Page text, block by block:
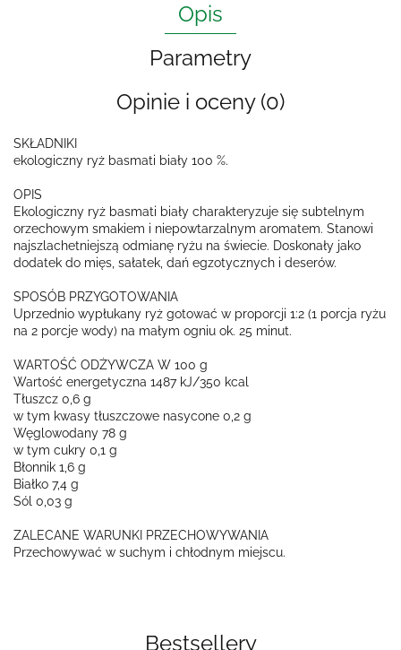
Opis
Parametry
Opinie i oceny (0)
SKŁADNIKI
ekologiczny ryż basmati biały 100 %.
OPIS
Ekologiczny ryż basmati biały charakteryzuje się subtelnym
orzechowym smakiem i niepowtarzalnym aromatem. Stanowi
najszlachetniejszą odmianę ryżu na świecie. Doskonały jako
dodatek do mięs, sałatek, dań egzotycznych i deserów.
SPOSÓB PRZYGOTOWANIA
Uprzednio wypłukany ryż gotować w proporcji 1:2 (1 porcja ryżu
na 2 porcje wody) na małym ogniu ok. 25 minut.
WARTOŚĆ ODŻYWCZA W 100 g
Wartość energetyczna 1487 kJ/350 kcal
Tłuszcz 0,6 g
w tym kwasy tłuszczowe nasycone 0,2 g
Węglowodany 78 g
w tym cukry 0,1 g
Błonnik 1,6 g
Białko 7,4 g
Sól 0,03 g
ZALECANE WARUNKI PRZECHOWYWANIA
Przechowywać w suchym i chłodnym miejscu.
Bestsellery